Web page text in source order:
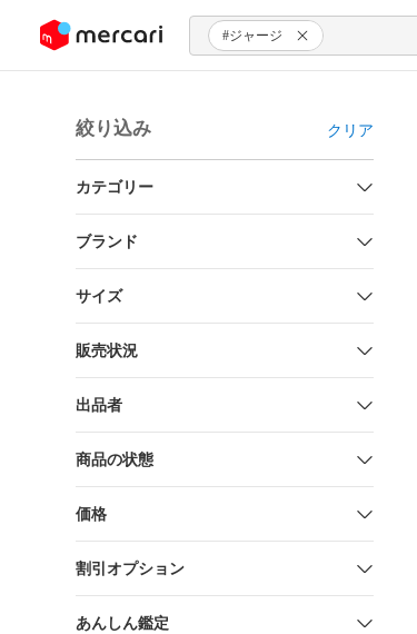
ツにスキップ #ジャージ
絞り込み クリア
カテゴリー
ブランド
サイズ
販売状況
出品者
商品の状態
価格
割引オプション
あんしん鑑定